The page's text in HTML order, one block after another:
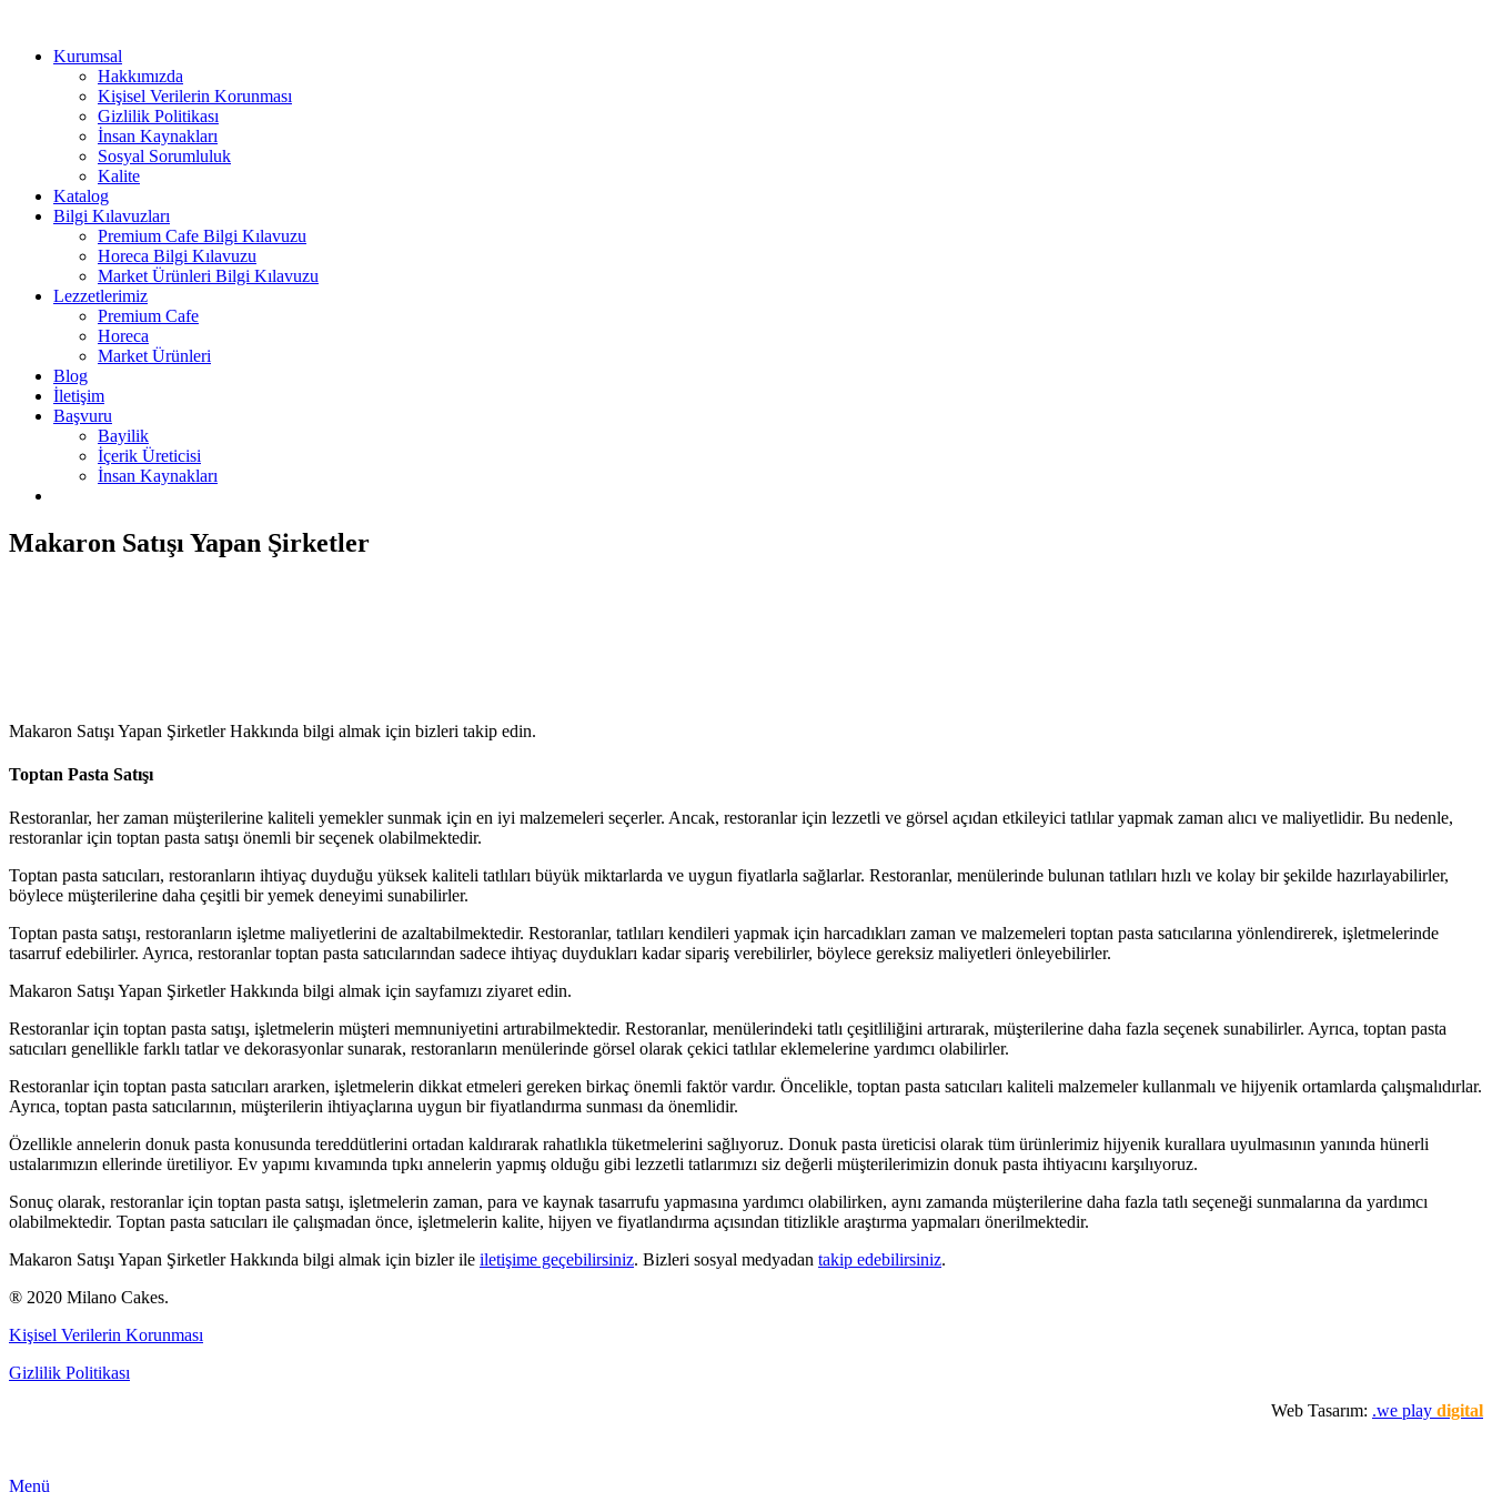
Kurumsal
Hakkımızda
Kişisel Verilerin Korunması
Gizlilik Politikası
İnsan Kaynakları
Sosyal Sorumluluk
Kalite
Katalog
Bilgi Kılavuzları
Premium Cafe Bilgi Kılavuzu
Horeca Bilgi Kılavuzu
Market Ürünleri Bilgi Kılavuzu
Lezzetlerimiz
Premium Cafe
Horeca
Market Ürünleri
Blog
İletişim
Başvuru
Bayilik
İçerik Üreticisi
İnsan Kaynakları
Makaron Satışı Yapan Şirketler
Makaron Satışı Yapan Şirketler Hakkında bilgi almak için bizleri takip edin.
Toptan Pasta Satışı
Restoranlar, her zaman müşterilerine kaliteli yemekler sunmak için en iyi malzemeleri seçerler. Ancak, restoranlar için lezzetli ve görsel açıdan etkileyici tatlılar yapmak zaman alıcı ve maliyetlidir. Bu nedenle,
restoranlar için toptan pasta satışı önemli bir seçenek olabilmektedir.
Toptan pasta satıcıları, restoranların ihtiyaç duyduğu yüksek kaliteli tatlıları büyük miktarlarda ve uygun fiyatlarla sağlarlar. Restoranlar, menülerinde bulunan tatlıları hızlı ve kolay bir şekilde hazırlayabilirler,
böylece müşterilerine daha çeşitli bir yemek deneyimi sunabilirler.
Toptan pasta satışı, restoranların işletme maliyetlerini de azaltabilmektedir. Restoranlar, tatlıları kendileri yapmak için harcadıkları zaman ve malzemeleri toptan pasta satıcılarına yönlendirerek, işletmelerinde
tasarruf edebilirler. Ayrıca, restoranlar toptan pasta satıcılarından sadece ihtiyaç duydukları kadar sipariş verebilirler, böylece gereksiz maliyetleri önleyebilirler.
Makaron Satışı Yapan Şirketler Hakkında bilgi almak için sayfamızı ziyaret edin.
Restoranlar için toptan pasta satışı, işletmelerin müşteri memnuniyetini artırabilmektedir. Restoranlar, menülerindeki tatlı çeşitliliğini artırarak, müşterilerine daha fazla seçenek sunabilirler. Ayrıca, toptan pasta
satıcıları genellikle farklı tatlar ve dekorasyonlar sunarak, restoranların menülerinde görsel olarak çekici tatlılar eklemelerine yardımcı olabilirler.
Restoranlar için toptan pasta satıcıları ararken, işletmelerin dikkat etmeleri gereken birkaç önemli faktör vardır. Öncelikle, toptan pasta satıcıları kaliteli malzemeler kullanmalı ve hijyenik ortamlarda çalışmalıdırlar.
Ayrıca, toptan pasta satıcılarının, müşterilerin ihtiyaçlarına uygun bir fiyatlandırma sunması da önemlidir.
Özellikle annelerin donuk pasta konusunda tereddütlerini ortadan kaldırarak rahatlıkla tüketmelerini sağlıyoruz. Donuk pasta üreticisi olarak tüm ürünlerimiz hijyenik kurallara uyulmasının yanında hünerli
ustalarımızın ellerinde üretiliyor. Ev yapımı kıvamında tıpkı annelerin yapmış olduğu gibi lezzetli tatlarımızı siz değerli müşterilerimizin donuk pasta ihtiyacını karşılıyoruz.
Sonuç olarak, restoranlar için toptan pasta satışı, işletmelerin zaman, para ve kaynak tasarrufu yapmasına yardımcı olabilirken, aynı zamanda müşterilerine daha fazla tatlı seçeneği sunmalarına da yardımcı
olabilmektedir. Toptan pasta satıcıları ile çalışmadan önce, işletmelerin kalite, hijyen ve fiyatlandırma açısından titizlikle araştırma yapmaları önerilmektedir.
Makaron Satışı Yapan Şirketler Hakkında bilgi almak için bizler ile iletişime geçebilirsiniz. Bizleri sosyal medyadan takip edebilirsiniz.
® 2020 Milano Cakes.
Kişisel Verilerin Korunması
Gizlilik Politikası
Web Tasarım: .we play digital
Menü